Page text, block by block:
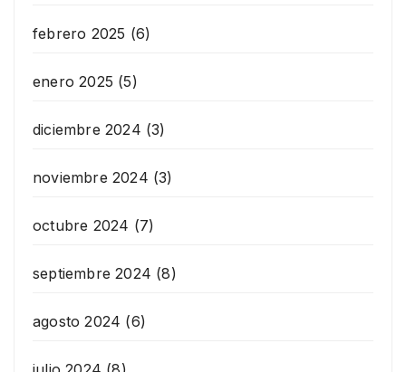
febrero 2025 (6)
enero 2025 (5)
diciembre 2024 (3)
noviembre 2024 (3)
octubre 2024 (7)
septiembre 2024 (8)
agosto 2024 (6)